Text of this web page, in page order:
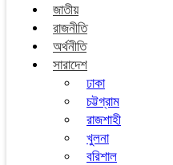
জাতীয়
রাজনীতি
অর্থনীতি
সারাদেশ
ঢাকা
চট্টগ্রাম
রাজশাহী
খুলনা
বরিশাল